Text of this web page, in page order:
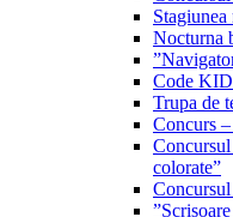
Stagiunea
Nocturna
Code
Trupa de
Concurs
Concursul
colorate”